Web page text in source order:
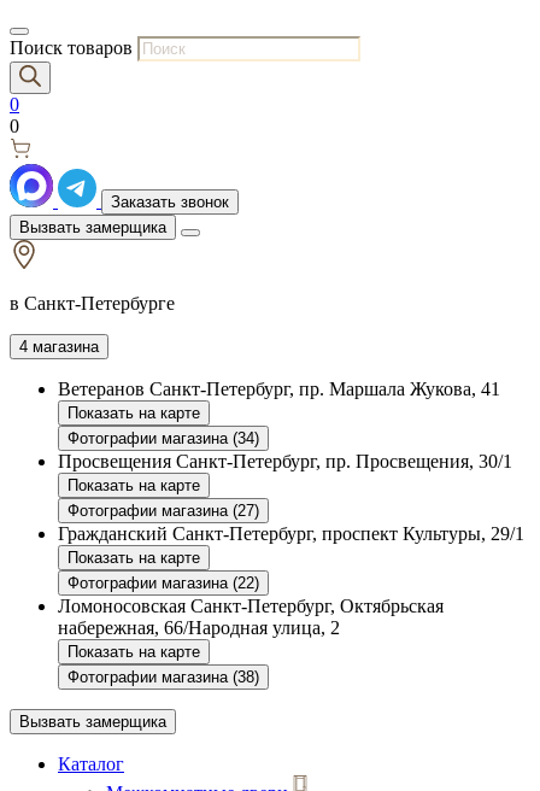
Поиск товаров
0
0
Заказать звонок
Вызвать замерщика
в Санкт-Петербурге
4 магазина
Ветеранов Санкт-Петербург, пр. Маршала Жукова, 41
Показать на карте
Фотографии магазина (34)
Просвещения Санкт-Петербург, пр. Просвещения, 30/1
Показать на карте
Фотографии магазина (27)
Гражданский Санкт-Петербург, проспект Культуры, 29/1
Показать на карте
Фотографии магазина (22)
Ломоносовская Санкт-Петербург, Октябрьская
набережная, 66/Народная улица, 2
Показать на карте
Фотографии магазина (38)
Вызвать замерщика
Каталог